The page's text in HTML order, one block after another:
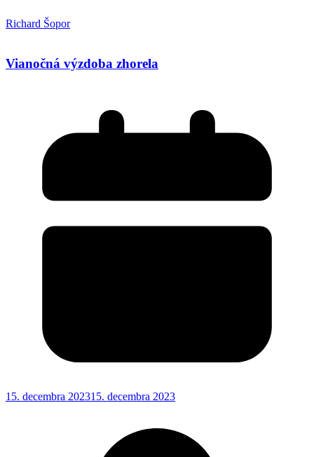
Richard Šopor
Vianočná výzdoba zhorela
15. decembra 202315. decembra 2023